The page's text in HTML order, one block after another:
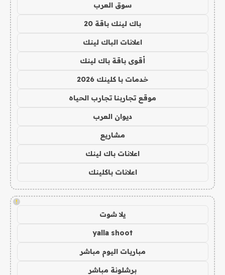
سوق العرب
باك لينك باقة 20
اعلانات الباك لينك
أقوى باقة باك لينك
خدمات با كلينك 2026
موقع تجاربنا تجارب الحياه
ديوان العرب
مشاريع
اعلانات باك لينك
اعلانات باكلينك
!
يلا شوت
yalla shoot
مباريات اليوم مباشر
برشلونة مباشر